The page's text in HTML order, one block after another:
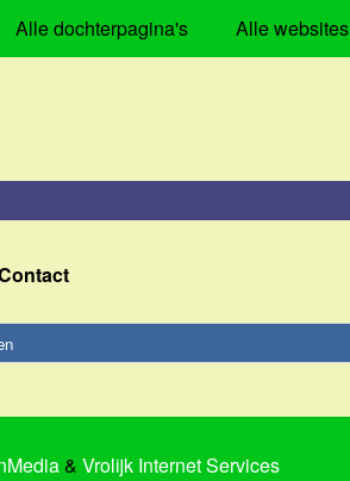
Alle dochterpagina's Alle websites
& Vrolijk Internet Services